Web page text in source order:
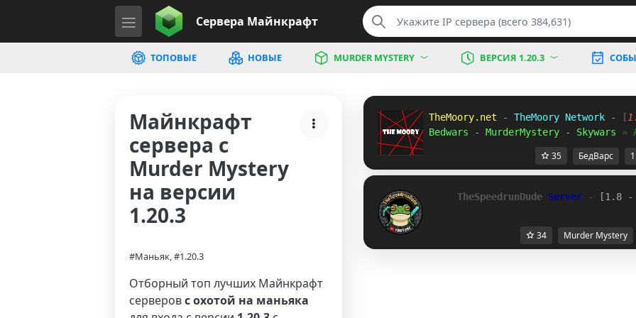
Сервера Майнкрафт
ТОПОВЫЕ НОВЫЕ MURDER MYSTERY ВЕРСИЯ 1.20.3
Майнкрафт
сервера с
Murder Mystery
на версии
1.20.3
#Маньяк, #1.20.3
Отборный топ лучших Майнкрафт
серверовс охотой на маньяка
TheMoory.net - TheMoory Network - [
Bedwars
- MurderMystery - Skywars »
35 БедВарс
TheSpeedrunDude Server -
34 Murder Mystery